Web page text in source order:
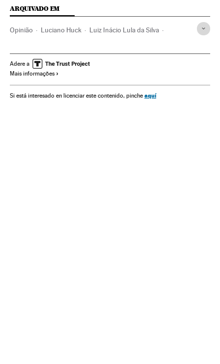
ARQUIVADO EM
Opinião Luciano Huck Luiz Inácio Lula da Silva
América do Sul América Latina
Administração Estado
Partido dos Trabalhadores Partidos políticos Política
Adere a
Mais informações
Si está interesado en licenciar este contenido, pinche aquí